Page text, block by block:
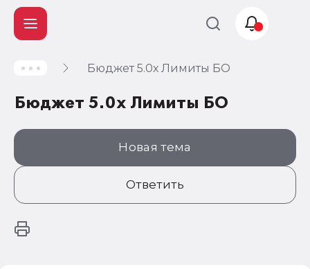
Бюджет 5.0х Лимиты БО
Бюджет 5.0х Лимиты БО
Новая тема
Ответить
Учет и